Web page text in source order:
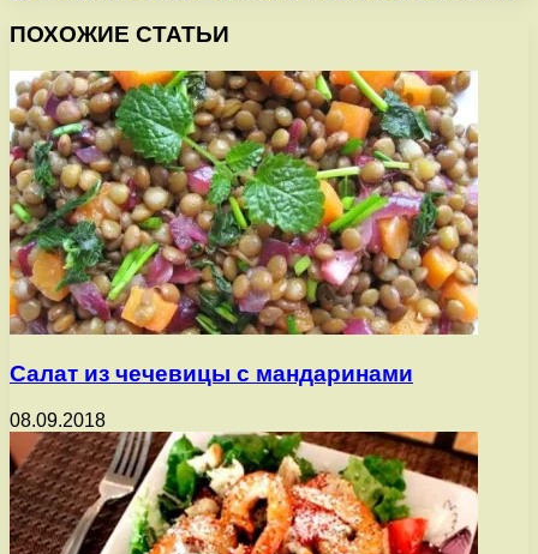
ПОХОЖИЕ СТАТЬИ
Салат из чечевицы с мандаринами
08.09.2018